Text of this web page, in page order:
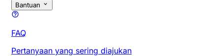
Bantuan
FAQ
Pertanyaan yang sering diajukan